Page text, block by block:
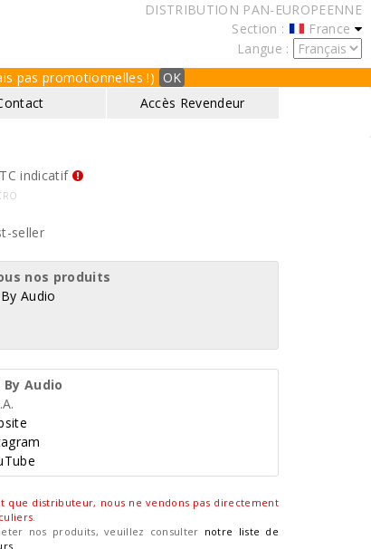
DISTRIBUTION PAN-EUROPEENNE
Section :
France
Langue :
pas promotionnelles !) OK
Accès Revendeur
indicatif
seller
nos produits
Audio
Audio
que distributeur, nous ne vendons pas directement
.
nos produits, veuillez consulter notre liste de
.